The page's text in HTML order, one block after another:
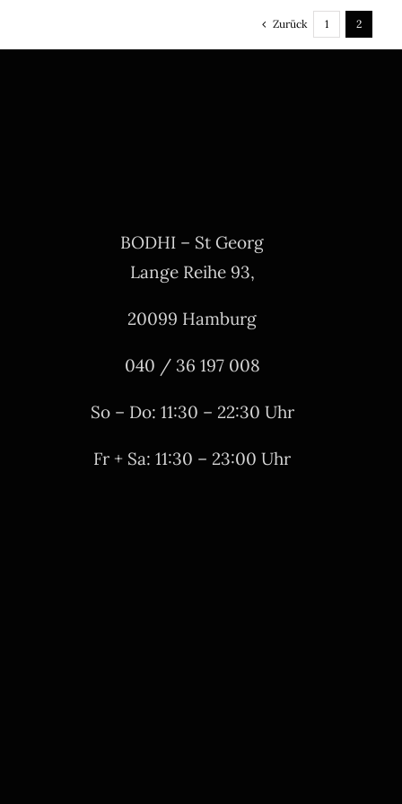
Zurück 1 2
BODHI – St Georg
Lange Reihe 93,
20099 Hamburg
040 / 36 197 008
So – Do: 11:30 – 22:30 Uhr
Fr + Sa: 11:30 – 23:00 Uhr